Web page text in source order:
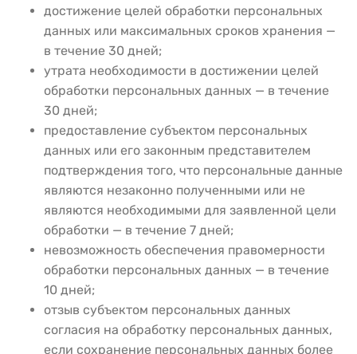
достижение целей обработки персональных
данных или максимальных сроков хранения —
в течение 30 дней;
утрата необходимости в достижении целей
обработки персональных данных — в течение
30 дней;
предоставление субъектом персональных
данных или его законным представителем
подтверждения того, что персональные данные
являются незаконно полученными или не
являются необходимыми для заявленной цели
обработки — в течение 7 дней;
невозможность обеспечения правомерности
обработки персональных данных — в течение
10 дней;
отзыв субъектом персональных данных
согласия на обработку персональных данных,
если сохранение персональных данных более